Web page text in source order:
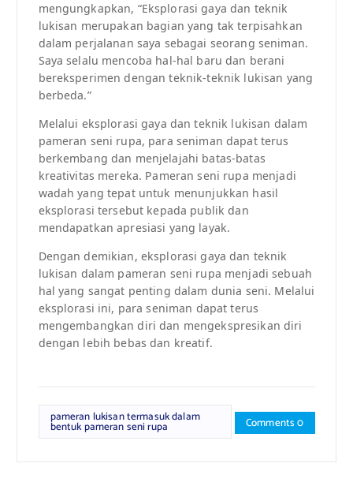
mengungkapkan, “Eksplorasi gaya dan teknik
lukisan merupakan bagian yang tak terpisahkan
dalam perjalanan saya sebagai seorang seniman.
Saya selalu mencoba hal-hal baru dan berani
bereksperimen dengan teknik-teknik lukisan yang
berbeda.”
Melalui eksplorasi gaya dan teknik lukisan dalam
pameran seni rupa, para seniman dapat terus
berkembang dan menjelajahi batas-batas
kreativitas mereka. Pameran seni rupa menjadi
wadah yang tepat untuk menunjukkan hasil
eksplorasi tersebut kepada publik dan
mendapatkan apresiasi yang layak.
Dengan demikian, eksplorasi gaya dan teknik
lukisan dalam pameran seni rupa menjadi sebuah
hal yang sangat penting dalam dunia seni. Melalui
eksplorasi ini, para seniman dapat terus
mengembangkan diri dan mengekspresikan diri
dengan lebih bebas dan kreatif.
pameran lukisan termasuk dalam
bentuk pameran seni rupa Comments 0